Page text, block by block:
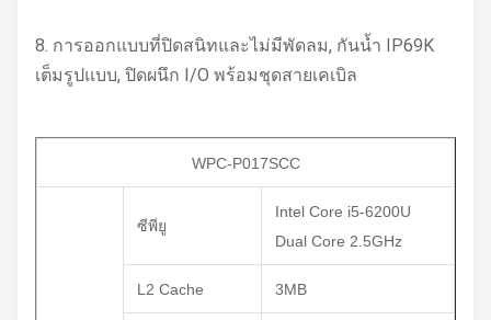
8. การออกแบบที่ปิดสนิทและไม่มีพัดลม, กันน้ำ IP69K
เต็มรูปแบบ, ปิดผนึก I/O พร้อมชุดสายเคเบิล
WPC-P017SCC
ซีพียู
Intel Core i5-6200U
Dual Core 2.5GHz
L2 Cache 3MB